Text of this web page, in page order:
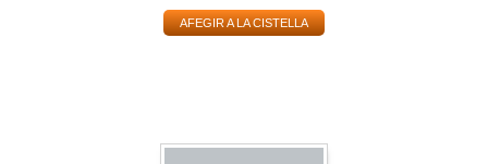
AFEGIR A LA CISTELLA